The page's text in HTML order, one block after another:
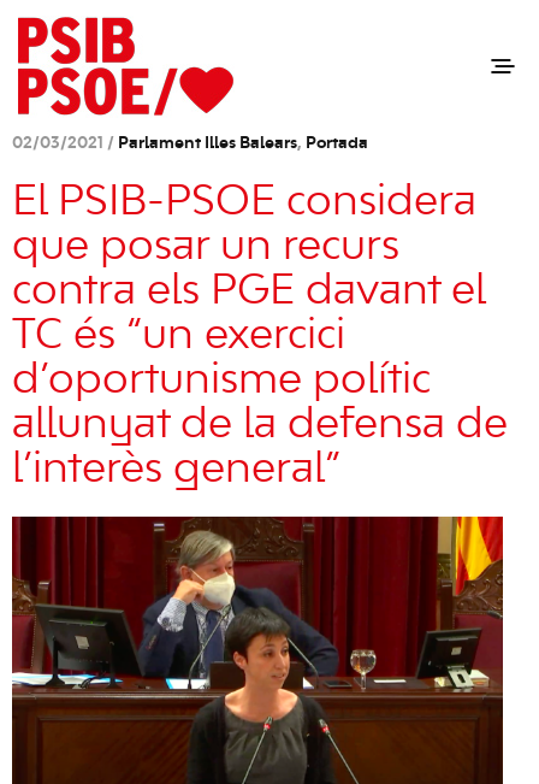
02/03/2021 / Parlament Illes Balears, Portada
El PSIB-PSOE considera
que posar un recurs
contra els PGE davant el
TC és “un exercici
d’oportunisme polític
allunyat de la defensa de
l’interès general”